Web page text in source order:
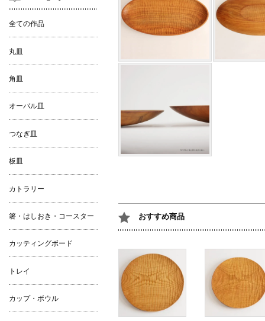
おすすめ商品
全ての作品
丸皿
角皿
オーバル皿
つなぎ皿
板皿
カトラリー
箸・はしおき・コースター
カッティングボード
トレイ
カップ・ボウル